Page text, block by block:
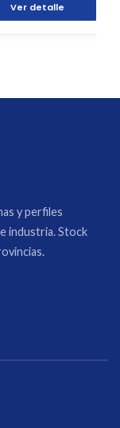
Ver detalle
y perfiles
industria. Stock